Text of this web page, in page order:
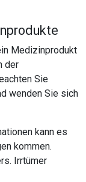
Medizinprodukt
der
Sie
wenden Sie sich
kann es
kommen.
Irrtümer